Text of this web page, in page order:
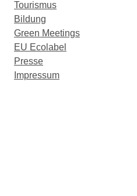
Tourismus
Bildung
Green Meetings
EU Ecolabel
Presse
Impressum